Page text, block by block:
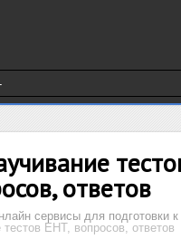
ответов
сервисы для подготовки
ЕНТ, вопросов, ответов